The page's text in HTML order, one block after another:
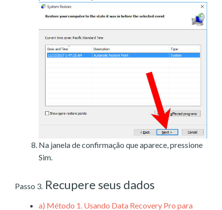
Na janela de confirmação que aparece, pressione
Sim.
Passo 3. Recupere seus dados
a) Método 1. Usando Data Recovery Pro para